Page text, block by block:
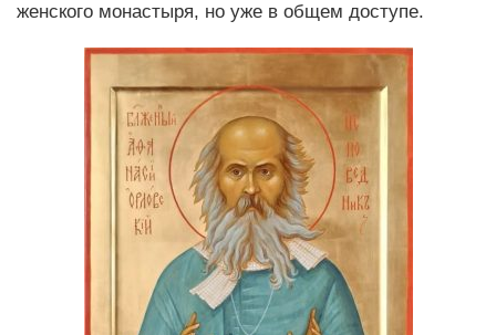
женского монастыря, но уже в общем доступе.